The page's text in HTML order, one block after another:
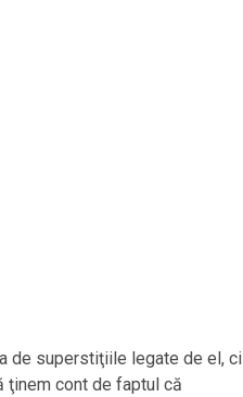
de superstiţiile legate de el, ci
ţinem cont de faptul că